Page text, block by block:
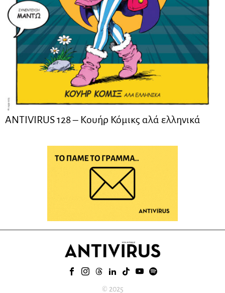
ANTIVIRUS 128 – Kουήρ Κόμικς αλά ελληνικά
© 2025